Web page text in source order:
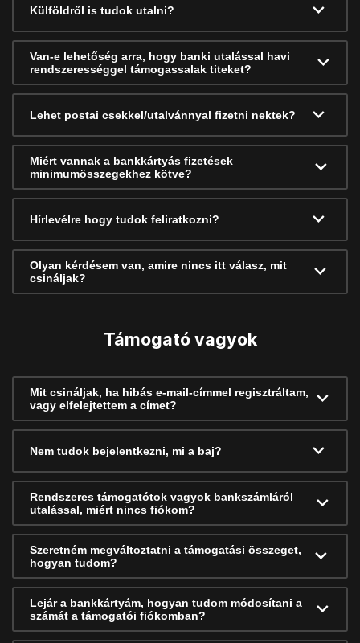
Külföldről is tudok utalni?
Van-e lehetőség arra, hogy banki utalással havi
rendszerességgel támogassalak titeket?
Lehet postai csekkel/utalvánnyal fizetni nektek?
Miért vannak a bankkártyás fizetések
minimumösszegekhez kötve?
Hírlevélre hogy tudok feliratkozni?
Olyan kérdésem van, amire nincs itt válasz, mit
csináljak?
Támogató vagyok
Mit csináljak, ha hibás e-mail-címmel regisztráltam,
vagy elfelejtettem a címet?
Nem tudok bejelentkezni, mi a baj?
Rendszeres támogatótok vagyok bankszámláról
utalással, miért nincs fiókom?
Szeretném megváltoztatni a támogatási összeget,
hogyan tudom?
Lejár a bankkártyám, hogyan tudom módosítani a
számát a támogatói fiókomban?